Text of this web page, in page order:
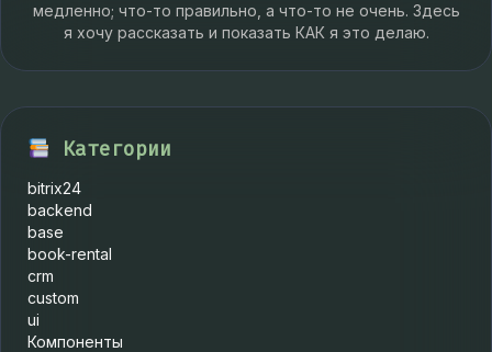
медленно; что-то правильно, а что-то не очень. Здесь
я хочу рассказать и показать КАК я это делаю.
Категории
bitrix24
backend
base
book-rental
crm
custom
ui
Компоненты